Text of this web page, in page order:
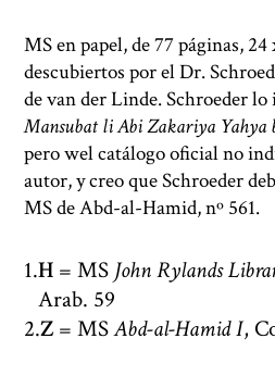
MS en papel, de 77 páginas,
descubiertos por el Dr.
de van der Linde. Schroeder
Mansubat li Abi Zakariya
pero wel catálogo oficial no
autor, y creo que Schroeder
MS de Abd-al-Hamid, nº 561.
H = MS John Rylands
Arab. 59
Z = MSAbd-al-Hamid I,